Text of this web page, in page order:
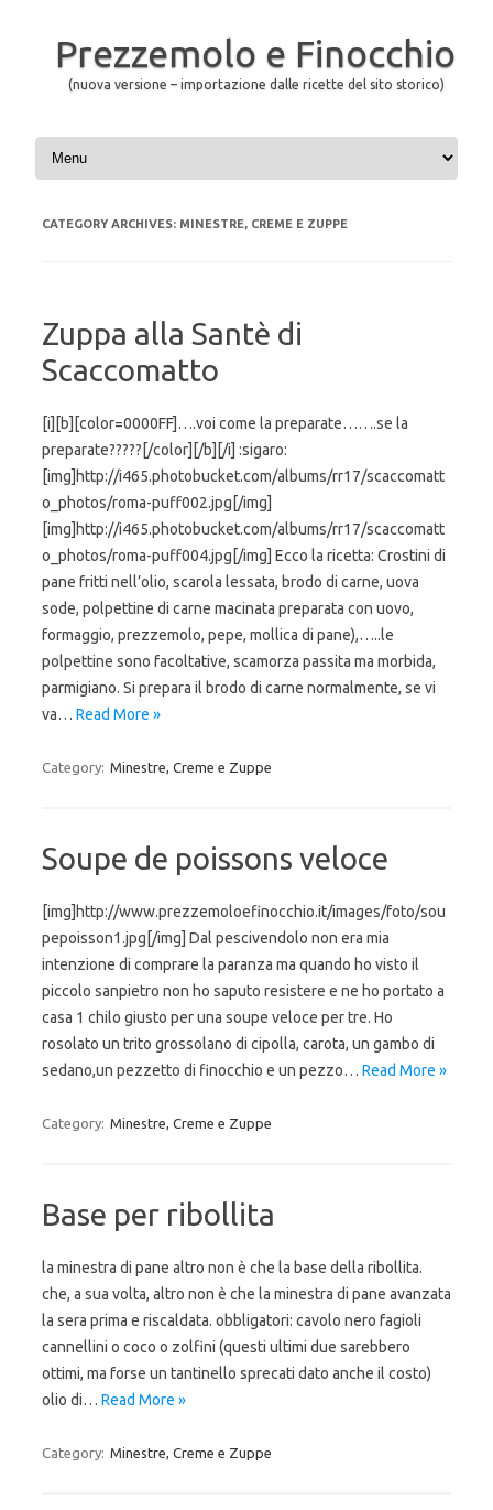
Prezzemolo e Finocchio
(nuova versione – importazione dalle ricette del sito storico)
Skip to content
CATEGORY ARCHIVES: MINESTRE, CREME E ZUPPE
Zuppa alla Santè di
Scaccomatto
[i][b][color=0000FF]….voi come la preparate…….se la
preparate?????[/color][/b][/i] :sigaro:
[img]http://i465.photobucket.com/albums/rr17/scaccomatt
o_photos/roma-puff002.jpg[/img]
[img]http://i465.photobucket.com/albums/rr17/scaccomatt
o_photos/roma-puff004.jpg[/img] Ecco la ricetta: Crostini di
pane fritti nell’olio, scarola lessata, brodo di carne, uova
sode, polpettine di carne macinata preparata con uovo,
formaggio, prezzemolo, pepe, mollica di pane),…..le
polpettine sono facoltative, scamorza passita ma morbida,
parmigiano. Si prepara il brodo di carne normalmente, se vi
va… Read More »
Category: Minestre, Creme e Zuppe
Soupe de poissons veloce
[img]http://www.prezzemoloefinocchio.it/images/foto/sou
pepoisson1.jpg[/img] Dal pescivendolo non era mia
intenzione di comprare la paranza ma quando ho visto il
piccolo sanpietro non ho saputo resistere e ne ho portato a
casa 1 chilo giusto per una soupe veloce per tre. Ho
rosolato un trito grossolano di cipolla, carota, un gambo di
sedano,un pezzetto di finocchio e un pezzo… Read More »
Category: Minestre, Creme e Zuppe
Base per ribollita
la minestra di pane altro non è che la base della ribollita.
che, a sua volta, altro non è che la minestra di pane avanzata
la sera prima e riscaldata. obbligatori: cavolo nero fagioli
cannellini o coco o zolfini (questi ultimi due sarebbero
ottimi, ma forse un tantinello sprecati dato anche il costo)
olio di… Read More »
Category: Minestre, Creme e Zuppe